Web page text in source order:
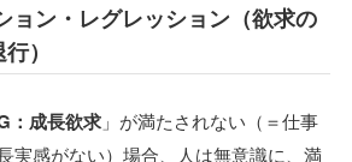
ン・レグレッション（欲求の
）
：成長欲求 」が満たされない（＝仕事
実感がない）場合、人は無意識に、満